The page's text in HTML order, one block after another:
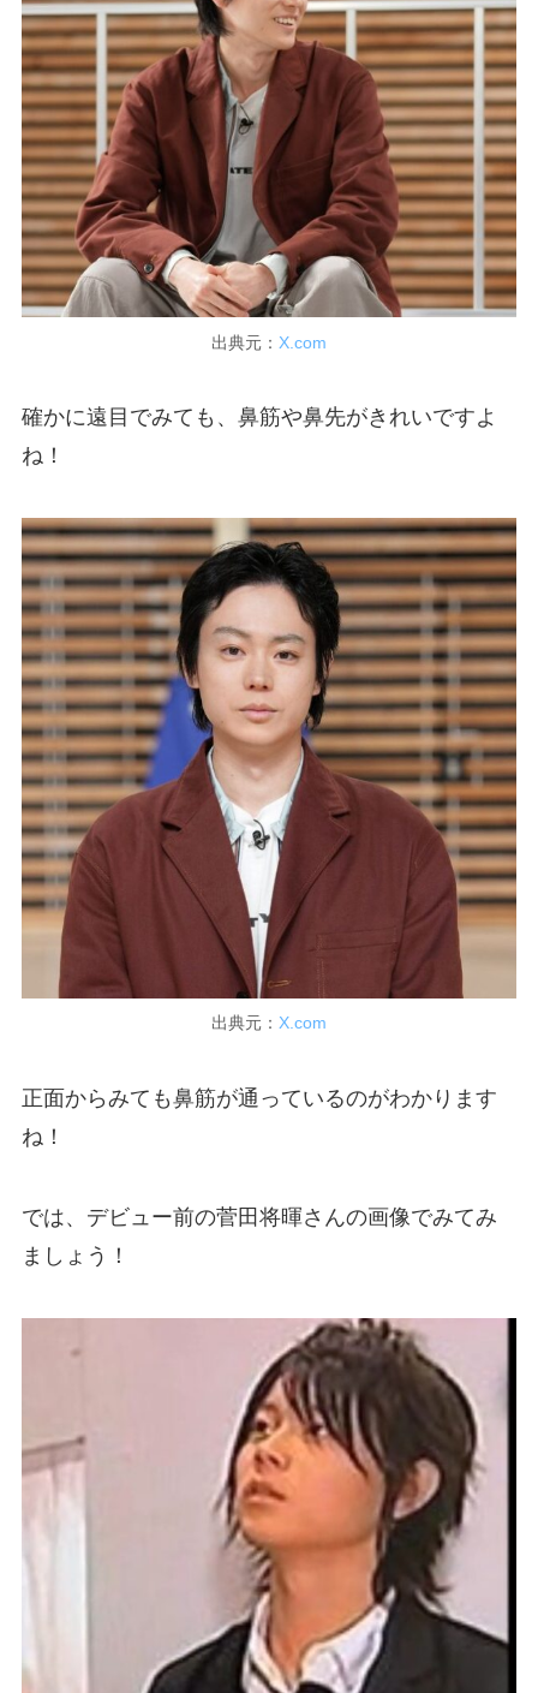
出典元： X.com
確かに遠目でみても、鼻筋や鼻先がきれいですよ
ね！
出典元： X.com
正面からみても鼻筋が通っているのがわかります
ね！
では、デビュー前の菅田将暉さんの画像でみてみ
ましょう！